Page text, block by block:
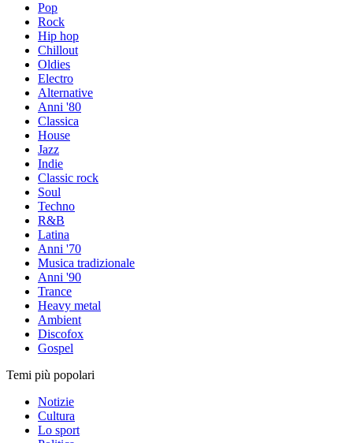
Pop
Rock
Hip hop
Chillout
Oldies
Electro
Alternative
Anni '80
Classica
House
Jazz
Indie
Classic rock
Soul
Techno
R&B
Latina
Anni '70
Musica tradizionale
Anni '90
Trance
Heavy metal
Ambient
Discofox
Gospel
Temi più popolari
Notizie
Cultura
Lo sport